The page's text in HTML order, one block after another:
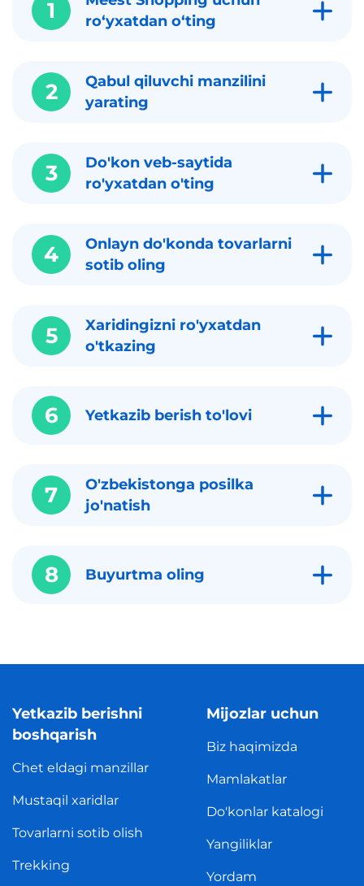
1
roʻyxatdan oʻting
2
Qabul qiluvchi manzilini
yarating
3
Do'kon veb-saytida
ro'yxatdan o'ting
4
Onlayn do'konda tovarlarni
sotib oling
5
Xaridingizni ro'yxatdan
o'tkazing
6 Yetkazib berish to'lovi
7
O'zbekistonga posilka
jo'natish
8 Buyurtma oling
Yetkazib berishni
boshqarish
Chet eldagi manzillar
Mustaqil xaridlar
Tovarlarni sotib olish
Trekking
Mijozlar uchun
Biz haqimizda
Mamlakatlar
Do'konlar katalogi
Yangiliklar
Yordam